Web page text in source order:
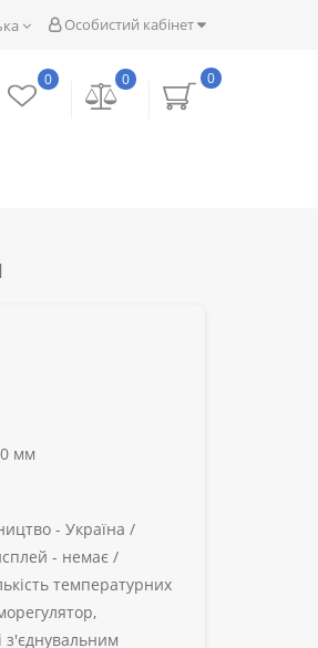
Особистий кабінет
0
0
0
мм
- Україна /
- немає /
температурних
з'єднувальним